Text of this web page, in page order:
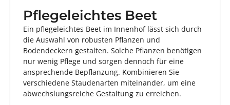
Pflegeleichtes Beet
Ein pflegeleichtes Beet im Innenhof lässt sich durch
die Auswahl von robusten Pflanzen und
Bodendeckern gestalten. Solche Pflanzen benötigen
nur wenig Pflege und sorgen dennoch für eine
ansprechende Bepflanzung. Kombinieren Sie
verschiedene Staudenarten miteinander, um eine
abwechslungsreiche Gestaltung zu erreichen.